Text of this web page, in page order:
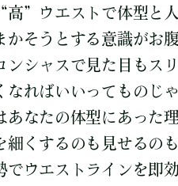
ウエストで体型と人
かそうとする意識がお
シャスで見た目もス
なればいいってものじ
なたの体型にあった
細くするのも見せるの
ウエストラインを即